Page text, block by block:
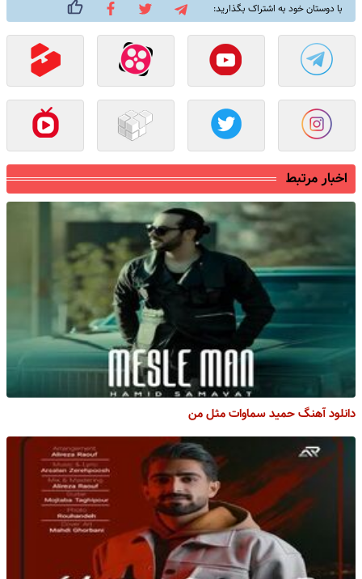
با دوستان خود به اشتراک بگذارید:
اخبار مرتبط
دانلود آهنگ حمید سماوات مثل من